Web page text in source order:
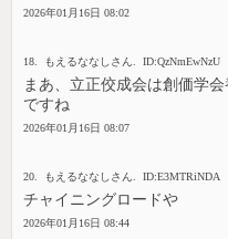
2026年01月16日 08:02
18. もえるななしさん. ID:QzNmEwNzU
まあ、立正佼成会は創価学
ですね
2026年01月16日 08:07
20. もえるななしさん. ID:E3MTRiNDA
チャイニングロードや
2026年01月16日 08:44